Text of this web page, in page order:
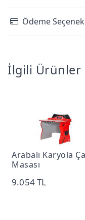
Ödeme
İlgili Ürünler
Arabalı Karyola
Masası
9.054 TL